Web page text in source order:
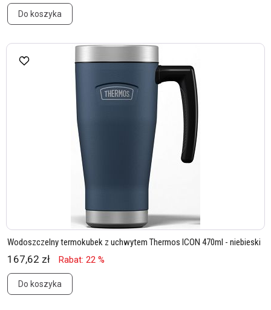
Do koszyka
Wodoszczelny termokubek z uchwytem Thermos ICON 470ml - niebieski
167,62 zł Rabat: 22 %
Do koszyka